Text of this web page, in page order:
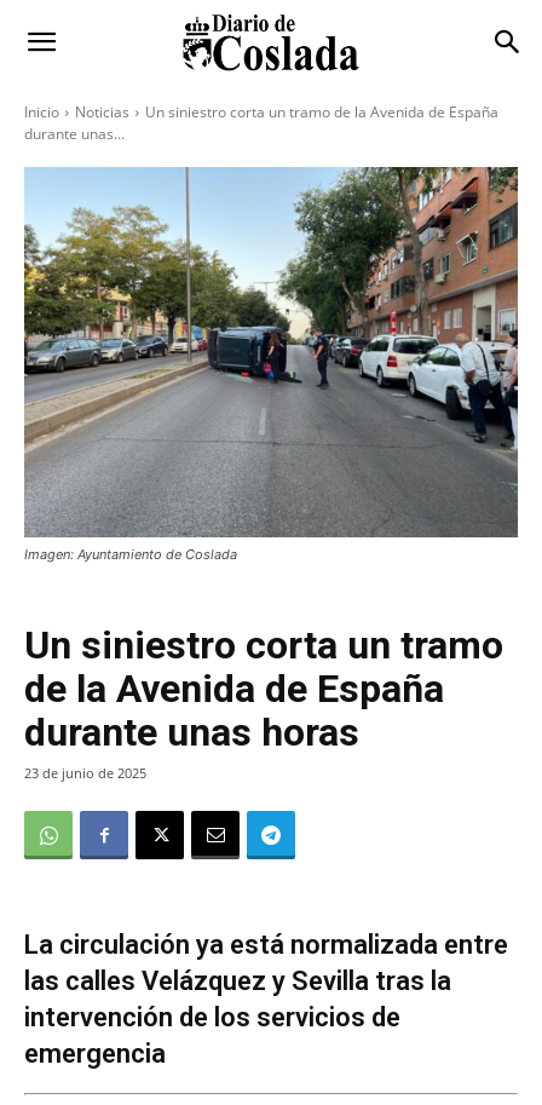
Inicio Noticias
Un siniestro corta un tramo de la Avenida de España
durante unas...
Imagen: Ayuntamiento de Coslada
Un siniestro corta un tramo
de la Avenida de España
durante unas horas
23 de junio de 2025
La circulación ya está normalizada entre
las calles Velázquez y Sevilla tras la
intervención de los servicios de
emergencia